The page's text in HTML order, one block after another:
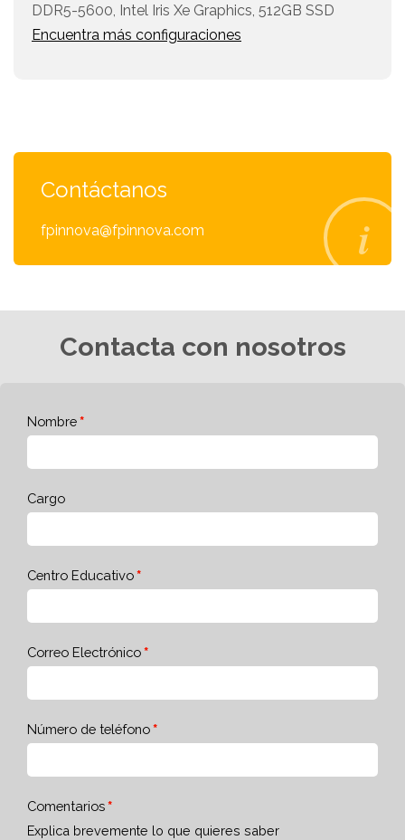
DDR5-5600, Intel Iris Xe Graphics, 512GB SSD
Encuentra más configuraciones
Contáctanos
fpinnova@fpinnova.com
Contacta con nosotros
Nombre
Cargo
Centro Educativo
Correo Electrónico
Número de teléfono
Comentarios
Explica brevemente lo que quieres saber